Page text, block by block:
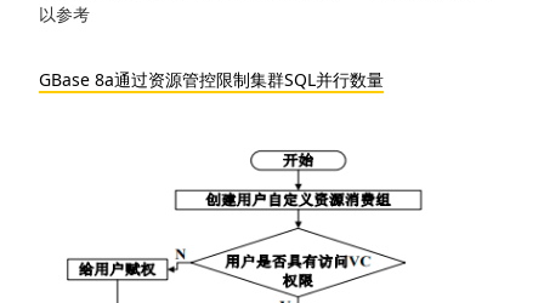
以参考
GBase 8a通过资源管控限制集群SQL并行数量